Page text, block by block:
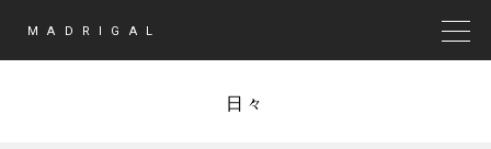
MADRIGAL
日々